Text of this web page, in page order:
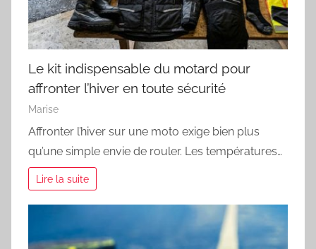
Le kit indispensable du motard pour
affronter l’hiver en toute sécurité
Marise
Affronter l’hiver sur une moto exige bien plus
qu’une simple envie de rouler. Les températures…
Lire la suite